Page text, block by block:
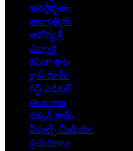
అవర్గీకృతం
ఆధ్యాత్మికం
ఆరోగ్య శ్రీ
ఎన్నారై
కవితా శాల
క్లాస్ రూమ్
గెస్ట్ ఎడిటర్
తెలంగాణ
దక్కన్.కామ్
పీపుల్స్ ‌మీడియా
ప్రచురణలు